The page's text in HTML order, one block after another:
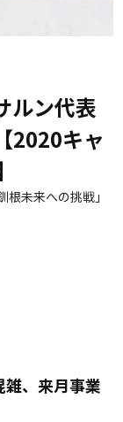
ン代表
2020キャ
未来への挑戦」
、来月事業